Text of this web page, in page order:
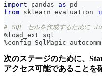
import pandas as pd
from sklearn_evaluation
# SQL セルを作成するために
%load_ext sql
%config SqlMagic .
次のステージのために、
アクセス可能であることを